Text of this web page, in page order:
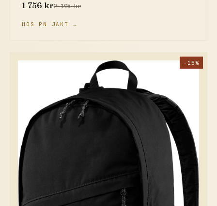
1 756 kr2 195 kr
HOS PN JAKT →
−15%